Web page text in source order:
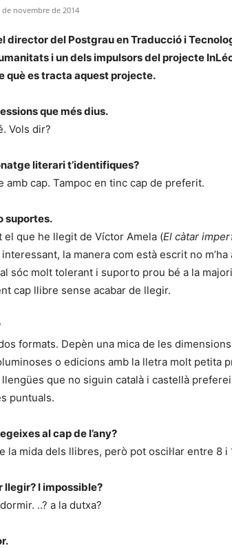
de novembre de 2014
director del Postgrau en Traducció i
i un dels impulsors del projecte
què es tracta aquest projecte.
que més dius.
Vols dir?
literari t’identifiques?
amb cap. Tampoc en tinc cap de preferit.
suportes.
el que he llegit de Víctor Amela (El càtar
la manera com està escrit no m’ha
sóc molt tolerant i suporto prou bé a la
cap llibre sense acabar de llegir.
formats. Depèn una mica de les
o edicions amb la lletra molt petita
que no siguin català i castellà
puntuals.
al cap de l’any?
la mida dels llibres, però pot oscil·lar entre 8 i
llegir? I impossible?
..? a la dutxa?